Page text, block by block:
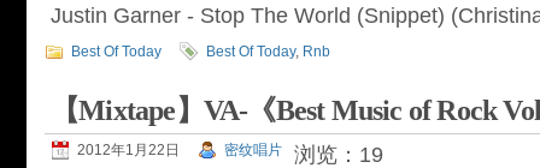
Justin Garner - Stop The World (Snippet)
Best Of Today Best Of Today, Rnb
【Mixtape】VA-《Best Music of Rock
2012年1月22日 密纹唱片
浏览：19